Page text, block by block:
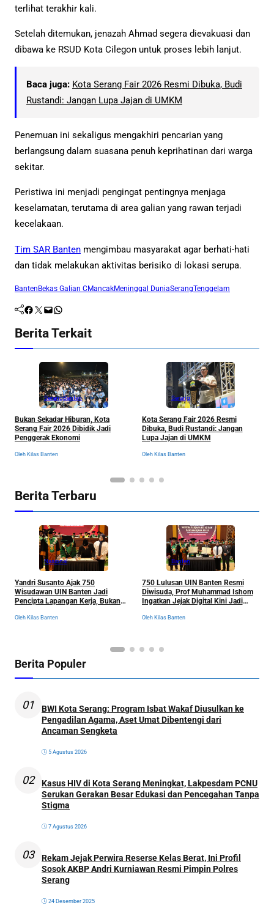
terlihat terakhir kali.
Setelah ditemukan, jenazah Ahmad segera dievakuasi dan
dibawa ke RSUD Kota Cilegon untuk proses lebih lanjut.
Baca juga: Kota Serang Fair 2026 Resmi Dibuka, Budi
Rustandi: Jangan Lupa Jajan di UMKM
Penemuan ini sekaligus mengakhiri pencarian yang
berlangsung dalam suasana penuh keprihatinan dari warga
sekitar.
Peristiwa ini menjadi pengingat pentingnya menjaga
keselamatan, terutama di area galian yang rawan terjadi
kecelakaan.
Tim SAR Banten mengimbau masyarakat agar berhati-hati
dan tidak melakukan aktivitas berisiko di lokasi serupa.
BantenBekas Galian CMancakMeninggal DuniaSerangTenggelam
Facebook Twitter Mail WhatsApp
Berita Terkait
SerangBanten
Bukan Sekadar Hiburan, Kota
Serang Fair 2026 Dibidik Jadi
Penggerak Ekonomi
Oleh Kilas Banten
Serang
Kota Serang Fair 2026 Resmi
Dibuka, Budi Rustandi: Jangan
Lupa Jajan di UMKM
Oleh Kilas Banten
Berita Terbaru
Nasional
Yandri Susanto Ajak 750
Wisudawan UIN Banten Jadi
Pencipta Lapangan Kerja, Bukan
Oleh Kilas Banten
Banten
750 Lulusan UIN Banten Resmi
Diwisuda, Prof Muhammad Ishom
Ingatkan Jejak Digital Kini Jadi
Oleh Kilas Banten
Berita Populer
01
BWI Kota Serang: Program Isbat Wakaf Diusulkan ke
Pengadilan Agama, Aset Umat Dibentengi dari
Ancaman Sengketa
5 Agustus 2026
02
Kasus HIV di Kota Serang Meningkat, Lakpesdam PCNU
Serukan Gerakan Besar Edukasi dan Pencegahan Tanpa
Stigma
7 Agustus 2026
03
Rekam Jejak Perwira Reserse Kelas Berat, Ini Profil
Sosok AKBP Andri Kurniawan Resmi Pimpin Polres
Serang
24 Desember 2025